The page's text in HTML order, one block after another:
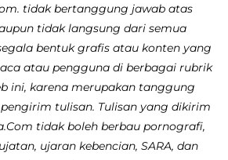
tidak bertanggung jawab atas
tidak langsung dari semua
bentuk grafis atau konten yang
atau pengguna di berbagai rubrik
ini, karena merupakan tanggung
tulisan. Tulisan yang dikirim
tidak boleh berbau pornografi,
ujaran kebencian, SARA, dan